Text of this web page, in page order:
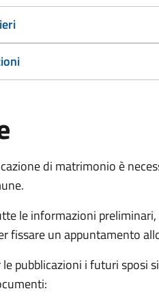
di matrimonio è
le informazioni
fissare un appuntamento
pubblicazioni i futuri sposi